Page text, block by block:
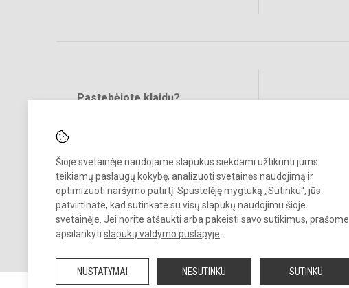
Šioje svetainėje naudojame slapukus siekdami užtikrinti jums
teikiamų paslaugų kokybę, analizuoti svetainės naudojimą ir
optimizuoti naršymo patirtį. Spustelėję mygtuką „Sutinku“, jūs
patvirtinate, kad sutinkate su visų slapukų naudojimu šioje
svetainėje. Jei norite atšaukti arba pakeisti savo sutikimus, prašome
apsilankyti slapukų valdymo puslapyje
NUSTATYMAI NESUTINKU SUTINKU
Pastebėjote klaidų?
© 2025. Vilniaus Fabijoniškių gimnazija. Visos teisės saugomos.
Kopijuoti turinį be raštiško įstaigos administracijos sutikimo griežtai